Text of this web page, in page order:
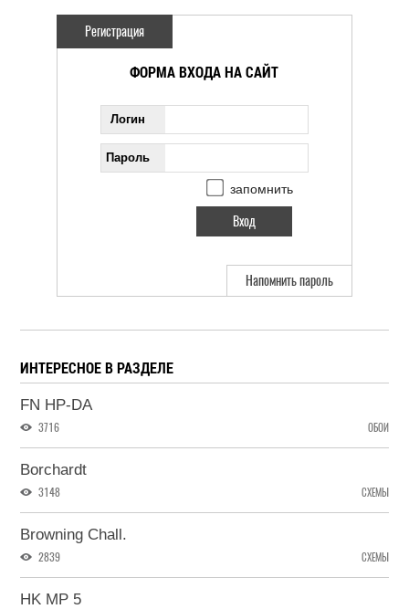
Регистрация
ФОРМА ВХОДА НА САЙТ
Логин
Пароль
запомнить
Напомнить пароль
ИНТЕРЕСНОЕ В РАЗДЕЛЕ
FN HP-DA
3716 ОБОИ
Borchardt
3148 СХЕМЫ
Browning Chall.
2839 СХЕМЫ
HK MP 5